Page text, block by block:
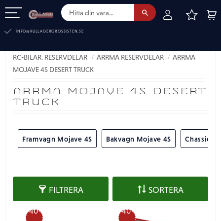
INFO@KULLAGERGROSSISTEN.SE
ARRMA MOJAVE 4S DESERT
TRUCK
RC-BILAR. RESERVDELAR ARRMA RESERVDELAR
ARRMA
MOJAVE 4S DESERT TRUCK
Framvagn Mojave 4S Bakvagn Mojave 4S Chassie-
FILTRERA SORTERA
40 40